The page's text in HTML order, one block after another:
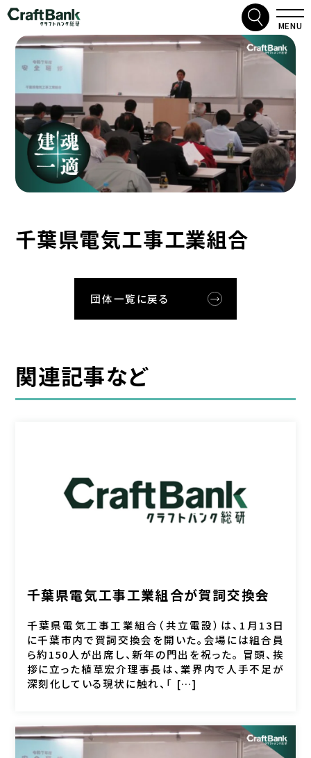
MENU
検索
千葉県電気工事工業組合
団体一覧に戻る
関連記事など
千葉県電気工事工業組合が賀詞交換会
千葉県電気工事工業組合（共立電設）は、1月13日
に千葉市内で賀詞交換会を開いた。会場には組合員
ら約150人が出席し、新年の門出を祝った。 冒頭、挨
拶に立った植草宏介理事長は、業界内で人手不足が
深刻化している現状に触れ、「 […]